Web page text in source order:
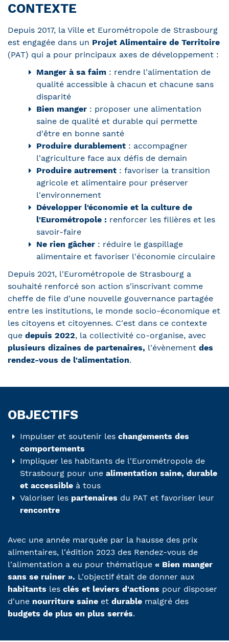
CONTEXTE
Depuis 2017, la Ville et Eurométropole de Strasbourg
est engagée dans un Projet Alimentaire de Territoire
(PAT) qui a pour principaux axes de développement :
Manger à sa faim : rendre l'alimentation de
qualité accessible à chacun et chacune sans
disparité
Bien manger : proposer une alimentation
saine de qualité et durable qui permette
d'être en bonne santé
Produire durablement : accompagner
l'agriculture face aux défis de demain
Produire autrement : favoriser la transition
agricole et alimentaire pour préserver
l'environnement
Développer l'économie et la culture de
l'Eurométropole : renforcer les filières et les
savoir-faire
Ne rien gâcher : réduire le gaspillage
alimentaire et favoriser l'économie circulaire
Depuis 2021, l'Eurométropole de Strasbourg a
souhaité renforcé son action s'inscrivant comme
cheffe de file d'une nouvelle gouvernance partagée
entre les institutions, le monde socio-économique et
les citoyens et citoyennes. C'est dans ce contexte
que depuis 2022, la collectivité co-organise, avec
plusieurs dizaines de partenaires, l'évènement des
rendez-vous de l'alimentation.
OBJECTIFS
Impulser et soutenir les changements des
comportements
Impliquer les habitants de l'Eurométropole de
Strasbourg pour une alimentation saine, durable
et accessible à tous
Valoriser les partenaires du PAT et favoriser leur
rencontre
Avec une année marquée par la hausse des prix
alimentaires, l'édition 2023 des Rendez-vous de
l'alimentation a eu pour thématique « Bien manger
sans se ruiner ». L'objectif était de donner aux
habitants les clés et leviers d'actions pour disposer
d'une nourriture saine et durable malgré des
budgets de plus en plus serrés.